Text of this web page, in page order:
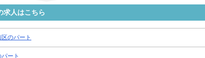
求人はこちら
のパート
ート